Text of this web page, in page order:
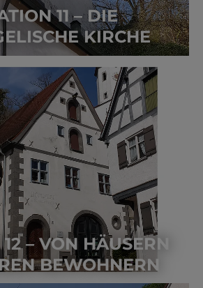
11 – DIE
KIRCHE
12 – VON HÄUSERN
BEWOHNERN